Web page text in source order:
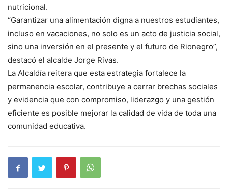
nutricional.
“Garantizar una alimentación digna a nuestros estudiantes,
incluso en vacaciones, no solo es un acto de justicia social,
sino una inversión en el presente y el futuro de Rionegro”,
destacó el alcalde Jorge Rivas.
La Alcaldía reitera que esta estrategia fortalece la
permanencia escolar, contribuye a cerrar brechas sociales
y evidencia que con compromiso, liderazgo y una gestión
eficiente es posible mejorar la calidad de vida de toda una
comunidad educativa.